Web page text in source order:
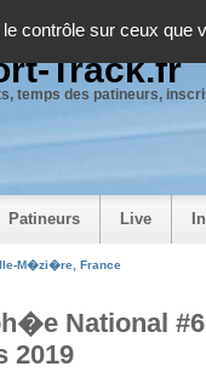
contrôle sur ceux que
Track.fr
temps des patineurs,
Patineurs Live
M�zi�re, France
National
2019